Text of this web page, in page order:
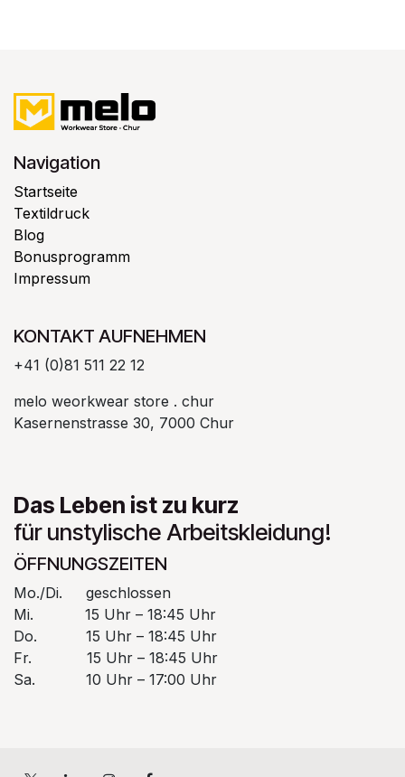
Navigation
Startseite
Textildruck
Blog
Bonusprogramm
Impressum
KONTAKT AUFNEHMEN
+41 (0)81 511 22 12
melo weorkwear store . chur
Kasernenstrasse 30, 7000 Chur
ÖFFNUNGSZEITEN
Mo./Di.
​geschlossen
Mi.
​15 Uhr – 18:45 Uhr
Do.
​​15 Uhr – 18:45 Uhr
Fr.
​​15 Uhr – 18:45 Uhr
Sa.
​10 Uhr – 17:00 Uhr
Das Leben ist zu kurz
für unstylische Arbeitskleidung!